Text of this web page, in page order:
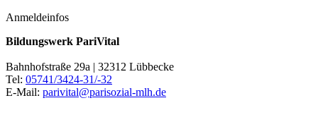
Anmeldeinfos
Bildungswerk PariVital
Bahnhofstraße 29a | 32312 Lübbecke
Tel: 05741/3424-31/-32
E-Mail: parivital@parisozial-mlh.de